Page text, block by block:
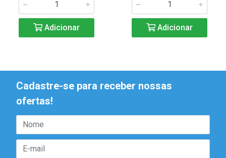
Adicionar Adicionar
Cadastre-se para receber nossas
ofertas!